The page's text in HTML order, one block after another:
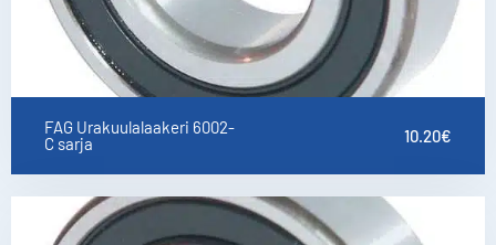
FAG Urakuulalaakeri 6002-
C sarja
10.20€